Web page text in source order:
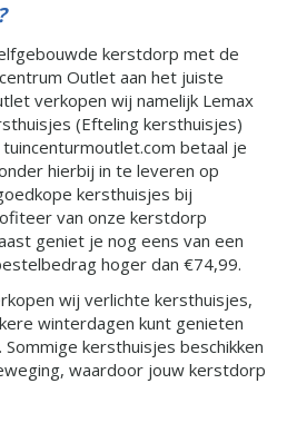
kerstdorp met de
Outlet aan het juiste
verkopen wij namelijk Lemax
(Efteling kersthuisjes)
betaal je
hierbij in te leveren op
kersthuisjes bij
van onze kerstdorp
geniet je nog eens van een
hoger dan €74,99.
wij verlichte kersthuisjes,
winterdagen kunt genieten
kersthuisjes beschikken
waardoor jouw kerstdorp